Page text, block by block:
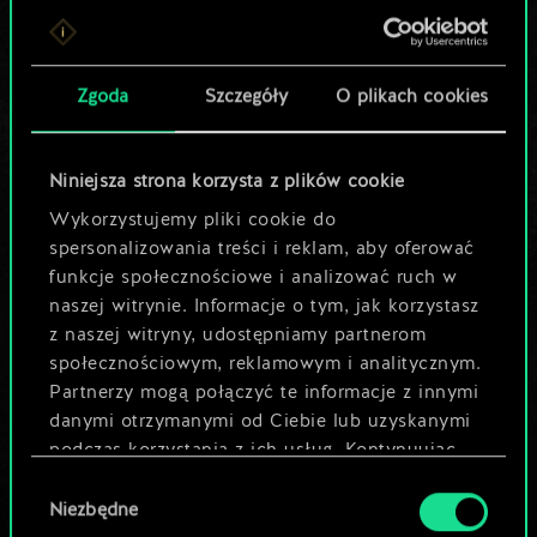
Zgoda Szczegóły O plikach cookies
Niniejsza strona korzysta z plików cookie
Wykorzystujemy pliki cookie do
spersonalizowania treści i reklam, aby oferować
funkcje społecznościowe i analizować ruch w
naszej witrynie. Informacje o tym, jak korzystasz
z naszej witryny, udostępniamy partnerom
społecznościowym, reklamowym i analitycznym.
Partnerzy mogą połączyć te informacje z innymi
danymi otrzymanymi od Ciebie lub uzyskanymi
podczas korzystania z ich usług. Kontynuując
używanie plików cookie.
zgody
Niezbędne
Lubisz grać tą talią?
Pomóż społeczności
odkryć jej
potencjał!
Nazwij talię i opisz swoją strategię
Edytuj talię
LUB